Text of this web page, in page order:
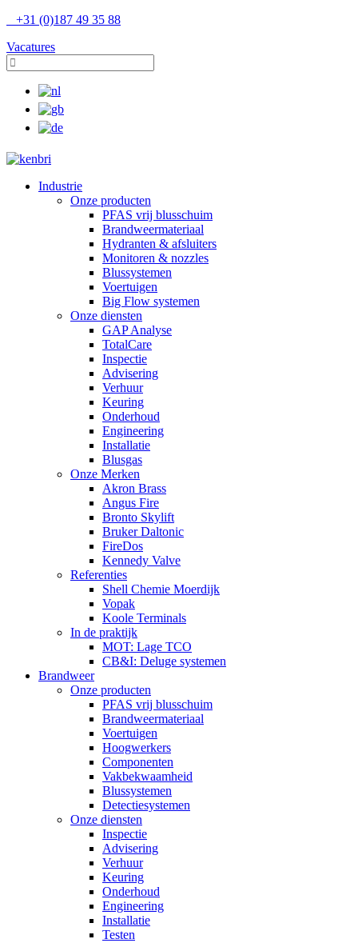
+31 (0)187 49 35 88
Vacatures
Industrie
Onze producten
PFAS vrij blusschuim
Brandweermateriaal
Hydranten & afsluiters
Monitoren & nozzles
Blussystemen
Voertuigen
Big Flow systemen
Onze diensten
GAP Analyse
TotalCare
Inspectie
Advisering
Verhuur
Keuring
Onderhoud
Engineering
Installatie
Blusgas
Onze Merken
Akron Brass
Angus Fire
Bronto Skylift
Bruker Daltonic
FireDos
Kennedy Valve
Referenties
Shell Chemie Moerdijk
Vopak
Koole Terminals
In de praktijk
MOT: Lage TCO
CB&I: Deluge systemen
Brandweer
Onze producten
PFAS vrij blusschuim
Brandweermateriaal
Voertuigen
Hoogwerkers
Componenten
Vakbekwaamheid
Blussystemen
Detectiesystemen
Onze diensten
Inspectie
Advisering
Verhuur
Keuring
Onderhoud
Engineering
Installatie
Testen